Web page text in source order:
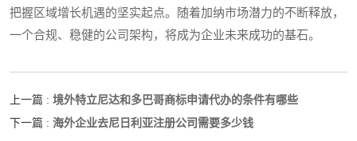
把握区域增长机遇的坚实起点。随着加纳市场潜力的不断释放，
一个合规、稳健的公司架构，将成为企业未来成功的基石。
上一篇 : 境外特立尼达和多巴哥商标申请代办的条件有哪些
下一篇 : 海外企业去尼日利亚注册公司需要多少钱